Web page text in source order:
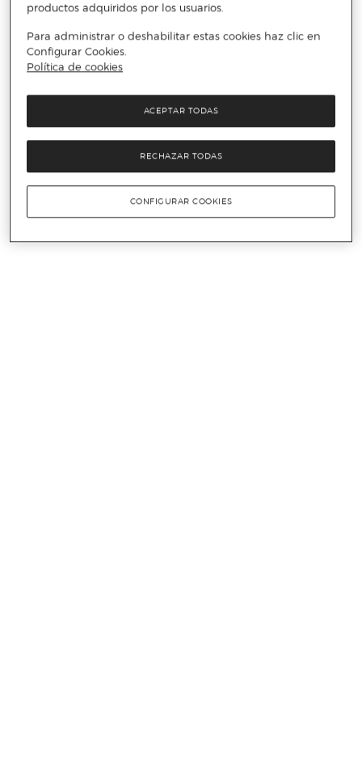
productos adquiridos por los usuarios.
Para administrar o deshabilitar estas cookies haz clic en
Configurar Cookies.
Política de cookies
RECHAZAR TODAS
ACEPTAR TODAS
CONFIGURAR COOKIES